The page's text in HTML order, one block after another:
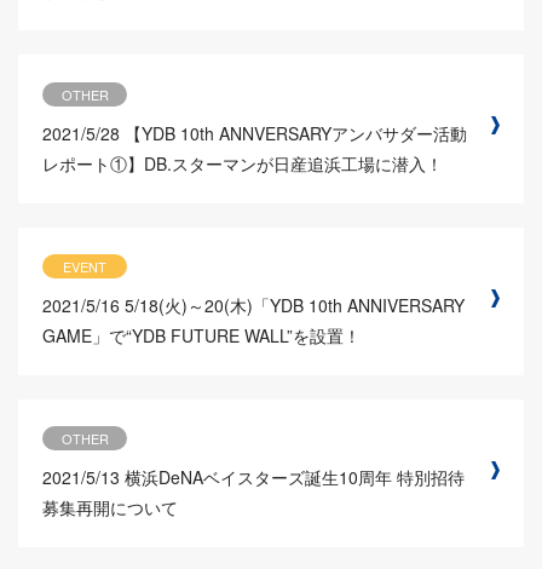
OTHER
2021/5/28
【YDB 10th ANNVERSARYアンバサダー活動
レポート①】DB.スターマンが日産追浜工場に潜入！
EVENT
2021/5/16 5/18(火)～20(木)「YDB 10th ANNIVERSARY
GAME」で“YDB FUTURE WALL”を設置！
OTHER
2021/5/13 横浜DeNAベイスターズ誕生10周年 特別招待
募集再開について